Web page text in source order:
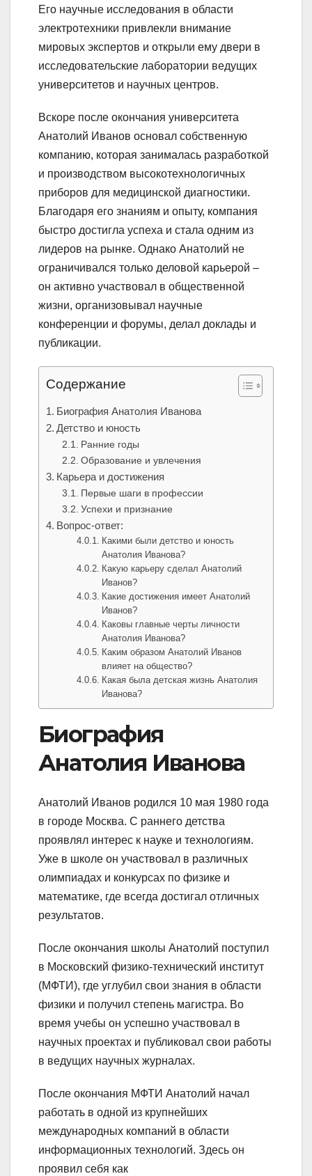
Его научные исследования в области
электротехники привлекли внимание
мировых экспертов и открыли ему двери в
исследовательские лаборатории ведущих
университетов и научных центров.
Вскоре после окончания университета
Анатолий Иванов основал собственную
компанию, которая занималась разработкой
и производством высокотехнологичных
приборов для медицинской диагностики.
Благодаря его знаниям и опыту, компания
быстро достигла успеха и стала одним из
лидеров на рынке. Однако Анатолий не
ограничивался только деловой карьерой –
он активно участвовал в общественной
жизни, организовывал научные
конференции и форумы, делал доклады и
публикации.
Содержание
Биография Анатолия Иванова
Детство и юность
Ранние годы
Образование и увлечения
Карьера и достижения
Первые шаги в профессии
Успехи и признание
Вопрос-ответ:
Какими были детство и юность
Анатолия Иванова?
Какую карьеру сделал Анатолий
Иванов?
Какие достижения имеет Анатолий
Иванов?
Каковы главные черты личности
Анатолия Иванова?
Каким образом Анатолий Иванов
влияет на общество?
Какая была детская жизнь Анатолия
Иванова?
Биография
Анатолия Иванова
Анатолий Иванов родился 10 мая 1980 года
в городе Москва. С раннего детства
проявлял интерес к науке и технологиям.
Уже в школе он участвовал в различных
олимпиадах и конкурсах по физике и
математике, где всегда достигал отличных
результатов.
После окончания школы Анатолий поступил
в Московский физико-технический институт
(МФТИ), где углубил свои знания в области
физики и получил степень магистра. Во
время учебы он успешно участвовал в
научных проектах и публиковал свои работы
в ведущих научных журналах.
После окончания МФТИ Анатолий начал
работать в одной из крупнейших
международных компаний в области
информационных технологий. Здесь он
проявил себя как